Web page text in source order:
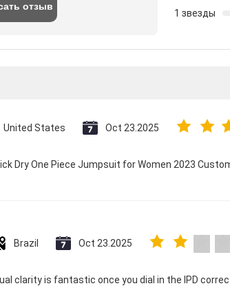
отзыв
1 звезды
United States Oct 23.2025
Dry One Piece Jumpsuit for Women 2023
Brazil Oct 23.2025
clarity is fantastic once you dial in the IPD